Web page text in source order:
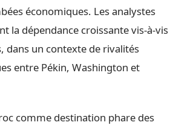
économiques. Les analystes
la dépendance croissante vis-à-vis
dans un contexte de rivalités
entre Pékin, Washington et
comme destination phare des